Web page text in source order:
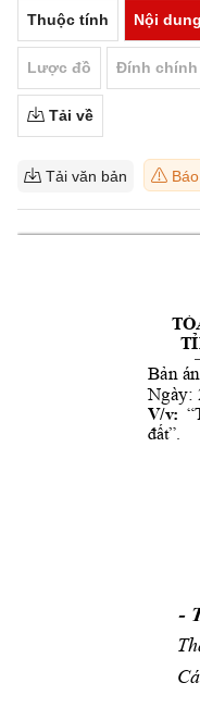
Thuộc tính Nội dung
Lược đồ Đính chính
Tải về
Tải văn bản
Bản
Ngày:
V/v:
đất”.
-